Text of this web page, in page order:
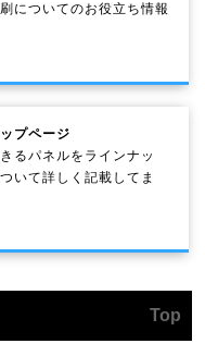
についてのお役立ち情報
プページ
るパネルをラインナッ
いて詳しく記載してま
Top